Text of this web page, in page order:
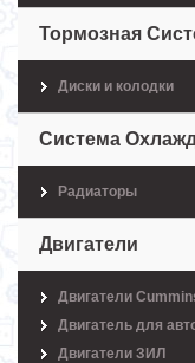
Тормозная
Диски и колодки
Система
Радиаторы
Двигатели
Двигатели
Двигатель для
Двигатели ЗИЛ